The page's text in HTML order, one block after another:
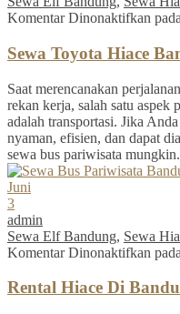
Komentar Dinonaktifkan
Sewa Toyota Hiace
Saat merencanakan
rekan kerja, salah satu aspek
adalah transportasi. Jika
nyaman, efisien, dan dapat
sewa bus pariwisata
Juni
3
admin
Sewa Elf Bandung, Sewa
Komentar Dinonaktifkan
Rental Hiace Di